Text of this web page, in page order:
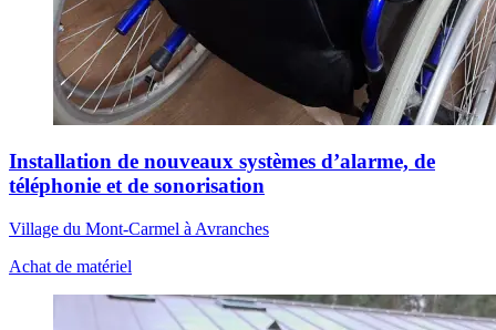
Installation de nouveaux systèmes d’alarme, de
téléphonie et de sonorisation
Village du Mont-Carmel à Avranches
Achat de matériel